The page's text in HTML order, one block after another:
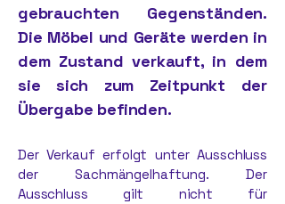
gebrauchten Gegenständen.
Die Möbel und Geräte werden in
dem Zustand verkauft, in dem
sie sich zum Zeitpunkt der
Übergabe befinden.
Der Verkauf erfolgt unter Ausschluss
der Sachmängelhaftung. Der
Ausschluss gilt nicht für